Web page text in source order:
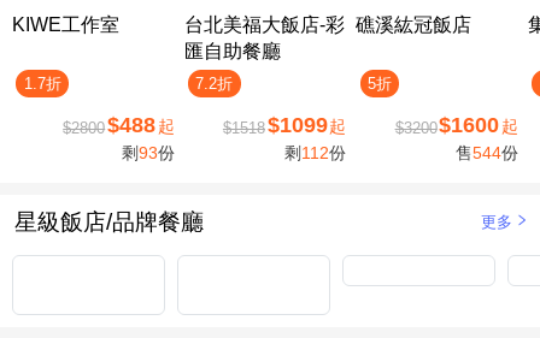
KIWE工作室
1.7折
$2800$488 起
剩93份
台北美福大飯店-彩
匯自助餐廳
7.2折
$1518$1099起
剩 112份
礁溪紘冠飯店
5折
$3200$1600 起
售544份
星級飯店/品牌餐廳 更多